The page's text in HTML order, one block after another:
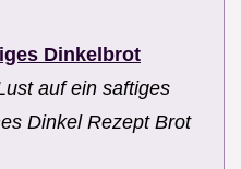
Dinkelbrot
auf ein saftiges
Dinkel Rezept Brot